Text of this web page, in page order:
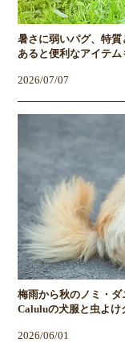
暑さに弱いパグ、特
あると便利なアイテム
2026/07/07
梅雨から秋のノミ・
Caluluの犬服と虫よけ
2026/06/01